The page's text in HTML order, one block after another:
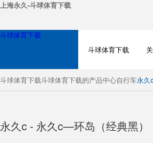
上海永久-斗球体育下载
斗球体育下载
斗球体育下载
斗球体育下载斗球体育下载的产品中心自行车永久
永久c - 永久c—环岛（经典黑）